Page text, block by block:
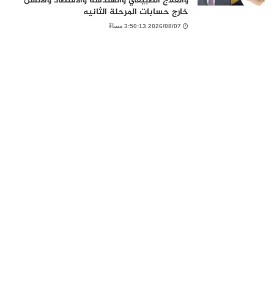
خارج حسابات المرحلة الثانيه
2026/08/07 3:50:13 مساءً